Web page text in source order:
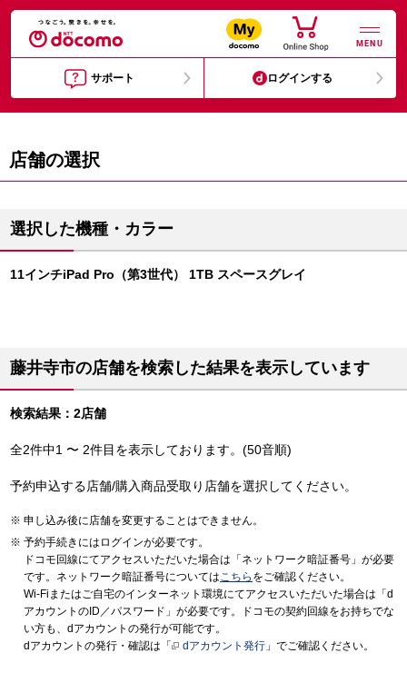
MENU
サポート ログインする
店舗の選択
選択した機種・カラー
11インチiPad Pro（第3世代） 1TB スペースグレイ
藤井寺市の店舗を検索した結果を表示しています
検索結果：2店舗
全2件中1 〜 2件目を表示しております。(50音順)
予約申込する店舗/購入商品受取り店舗を選択してください。
申し込み後に店舗を変更することはできません。
予約手続きにはログインが必要です。
ドコモ回線にてアクセスいただいた場合は「ネットワーク暗証番号」が必要
です。ネットワーク暗証番号についてはこちら をご確認ください。
Wi-Fiまたはご自宅のインターネット環境にてアクセスいただいた場合は「d
アカウントのID／パスワード」が必要です。ドコモの契約回線をお持ちでな
い方も、dアカウントの発行が可能です。
dアカウントの発行・確認は「
dアカウント発行 」でご確認ください。